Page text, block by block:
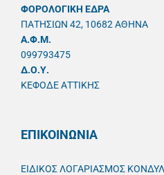
ΦΟΡΟΛΟΓΙΚΗ ΕΔΡΑ
ΠΑΤΗΣΙΩΝ 42, 10682 ΑΘΗΝΑ
A.Φ.Μ.
099793475
Δ.Ο.Υ.
ΚΕΦΟΔΕ ΑΤΤΙΚΗΣ
ΕΠΙΚΟΙΝΩΝΙΑ
ΕΙΔΙΚΟΣ ΛΟΓΑΡΙΑΣΜΟΣ